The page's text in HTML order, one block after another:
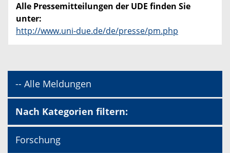
Alle Pressemitteilungen der UDE finden Sie
unter:
http://www.uni-due.de/de/presse/pm.php
-- Alle Meldungen
Nach Kategorien filtern:
Forschung